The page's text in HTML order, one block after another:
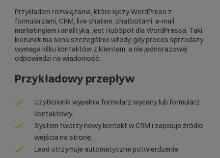
Przykładem rozwiązania, które łączy WordPress z
formularzami, CRM, live chatem, chatbotami, e-mail
marketingiem i analityką, jest HubSpot dla WordPressa. Taki
kierunek ma sens szczególnie wtedy, gdy proces sprzedaży
wymaga kilku kontaktów z klientem, a nie jednorazowej
odpowiedzi na wiadomość.
Przykładowy przepływ
Użytkownik wypełnia formularz wyceny lub formularz
kontaktowy.
System tworzy nowy kontakt w CRM i zapisuje źródło
wejścia na stronę.
Lead otrzymuje automatyczne potwierdzenie